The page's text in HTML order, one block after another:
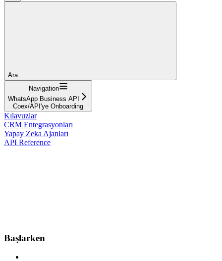
Ara...
Navigation
WhatsApp Business API
Coex/API'ye Onboarding
Kılavuzlar
CRM Entegrasyonları
Yapay Zeka Ajanları
API Reference
Başlarken